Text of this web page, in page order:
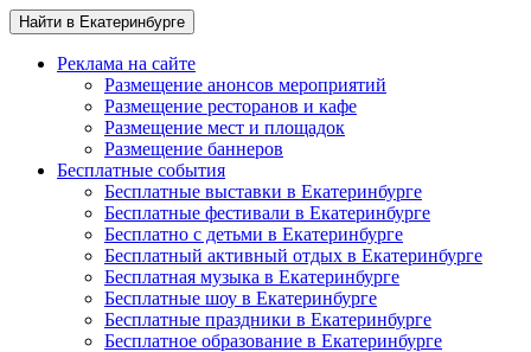
Найти в Екатеринбурге
Реклама на сайте
Размещение анонсов мероприятий
Размещение ресторанов и кафе
Размещение мест и площадок
Размещение баннеров
Бесплатные события
Бесплатные выставки в Екатеринбурге
Бесплатные фестивали в Екатеринбурге
Бесплатно с детьми в Екатеринбурге
Бесплатный активный отдых в Екатеринбурге
Бесплатная музыка в Екатеринбурге
Бесплатные шоу в Екатеринбурге
Бесплатные праздники в Екатеринбурге
Бесплатное образование в Екатеринбурге